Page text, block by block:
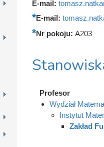
E-mail:
E-mail:
Nr pokoju: A203
Profesor
Wydział
Instytut
Zakład